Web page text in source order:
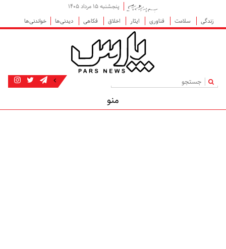
پنجشنبه ۱۵ مرداد ۱۴۰۵
زندگی
سلامت فناوری ایثار اخلاق فکاهی دیدنی‌ها خواندنی‌ها
|
منو